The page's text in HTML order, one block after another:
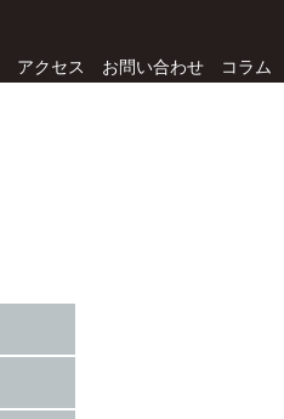
アクセス お問い合わせ コラム